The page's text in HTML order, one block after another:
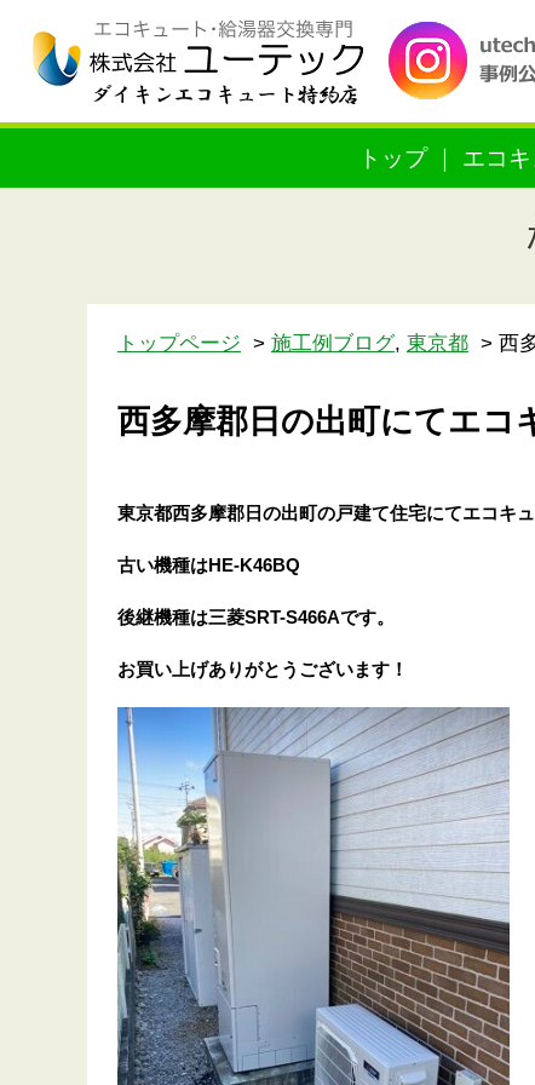
トップ エコ
トップページ 施工例ブログ, 東京都 西
西多摩郡日の出町にてエコ
東京都西多摩郡日の出町の戸建て住宅にてエコキ
古い機種はHE-K46BQ
後継機種は三菱SRT-S466Aです。
お買い上げありがとうございます！